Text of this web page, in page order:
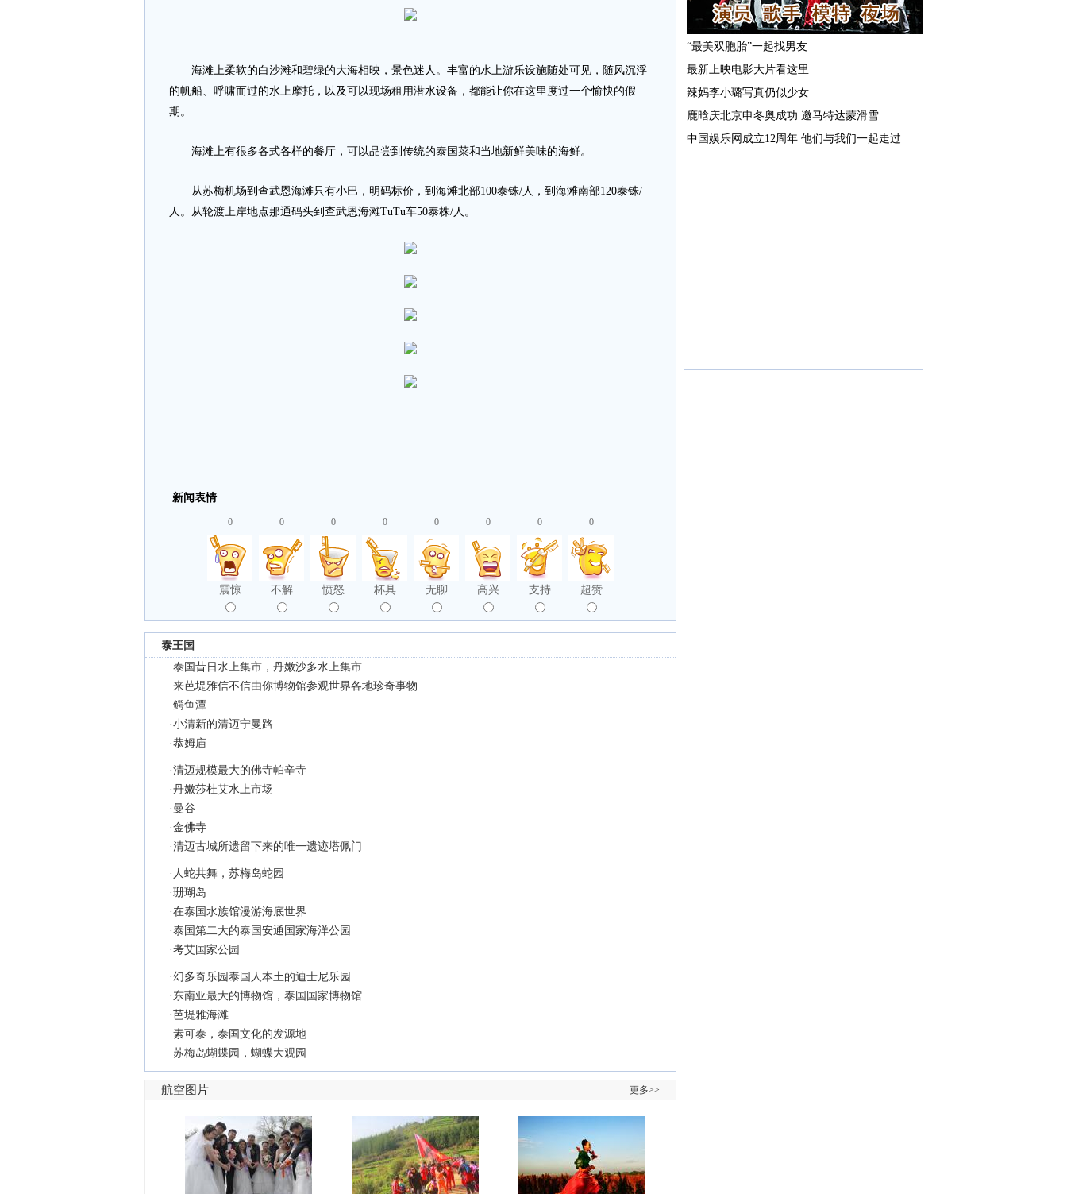
海滩上柔软的白沙滩和碧绿的大海相映，景色迷人。丰富的水上游乐设施随处可见，随风沉浮
的帆船、呼啸而过的水上摩托，以及可以现场租用潜水设备，都能让你在这里度过一个愉快的假
期。
海滩上有很多各式各样的餐厅，可以品尝到传统的泰国菜和当地新鲜美味的海鲜。
从苏梅机场到查武恩海滩只有小巴，明码标价，到海滩北部100泰铢/人，到海滩南部120泰铢/
人。从轮渡上岸地点那通码头到查武恩海滩TuTu车50泰株/人。
新闻表情
0
震惊
0
不解
0
愤怒
0
杯具
0
无聊
0
高兴
0
支持
0
超赞
泰王国
·泰国昔日水上集市，丹嫩沙多水上集市
·来芭堤雅信不信由你博物馆参观世界各地珍奇事物
·鳄鱼潭
·小清新的清迈宁曼路
·恭姆庙
·清迈规模最大的佛寺帕辛寺
·丹嫩莎杜艾水上市场
· 曼谷
·金佛寺
·清迈古城所遗留下来的唯一遗迹塔佩门
· 人蛇共舞，苏梅岛蛇园
·珊瑚岛
·在泰国水族馆漫游海底世界
·泰国第二大的泰国安通国家海洋公园
·考艾国家公园
·幻多奇乐园泰国人本土的迪士尼乐园
· 东南亚最大的博物馆，泰国国家博物馆
·芭堤雅海滩
·素可泰，泰国文化的发源地
·苏梅岛蝴蝶园，蝴蝶大观园
航空图片 更多>>